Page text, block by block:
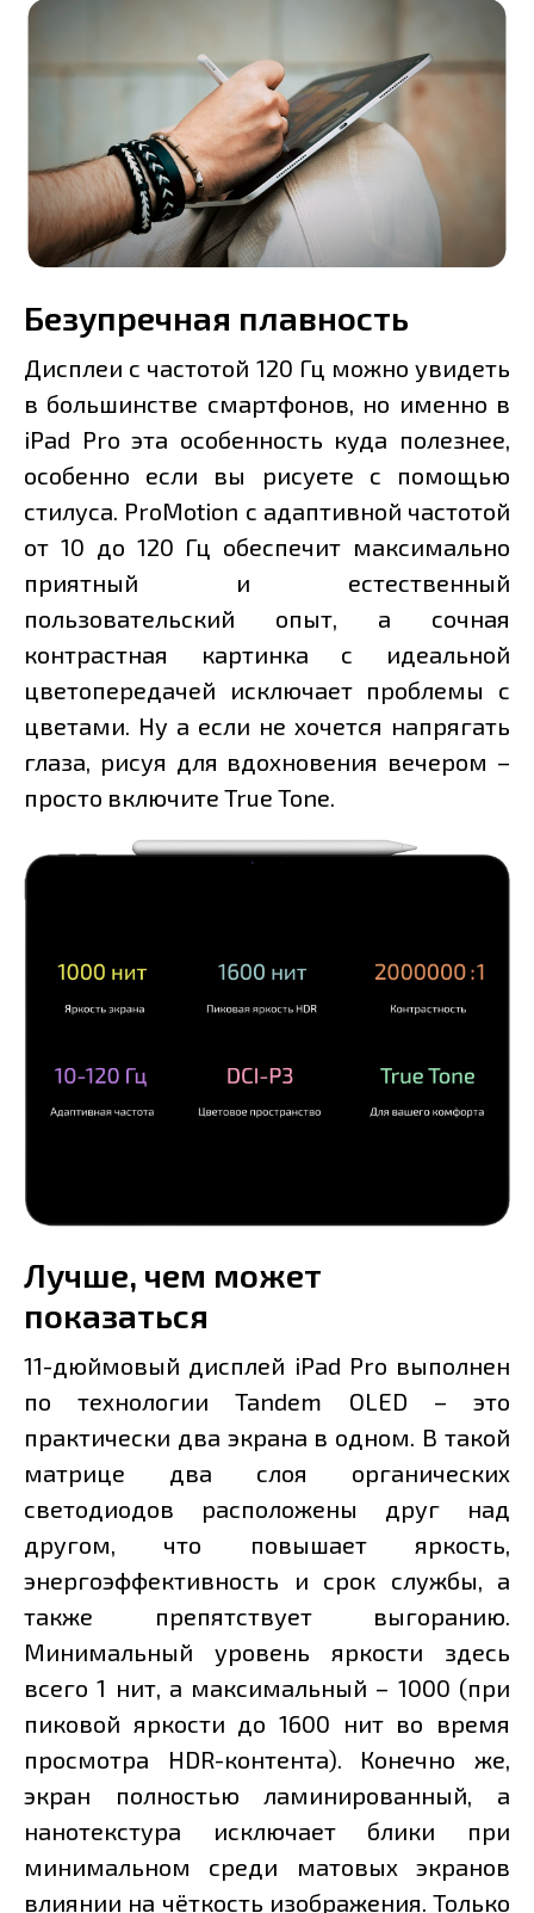
Безупречная плавность
Дисплеи с частотой 120 Гц можно увидеть
в большинстве смартфонов, но именно в
iPad Pro эта особенность куда полезнее,
особенно если вы рисуете с помощью
стилуса. ProMotion с адаптивной частотой
от 10 до 120 Гц обеспечит максимально
приятный и естественный
пользовательский опыт, а сочная
контрастная картинка с идеальной
цветопередачей исключает проблемы с
цветами. Ну а если не хочется напрягать
глаза, рисуя для вдохновения вечером –
просто включите True Tone.
Лучше, чем может
показаться
11-дюймовый дисплей iPad Pro выполнен
по технологии Tandem OLED – это
практически два экрана в одном. В такой
матрице два слоя органических
светодиодов расположены друг над
другом, что повышает яркость,
энергоэффективность и срок службы, а
также препятствует выгоранию.
Минимальный уровень яркости здесь
всего 1 нит, а максимальный – 1000 (при
пиковой яркости до 1600 нит во время
просмотра HDR-контента). Конечно же,
экран полностью ламинированный, а
нанотекстура исключает блики при
минимальном среди матовых экранов
влиянии на чёткость изображения. Только